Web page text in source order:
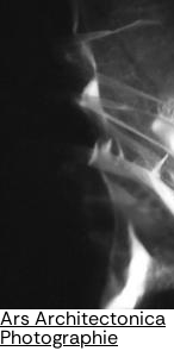
Ars Architectonica
Photographie